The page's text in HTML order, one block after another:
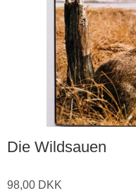
Die Wildsauen
98,00 DKK